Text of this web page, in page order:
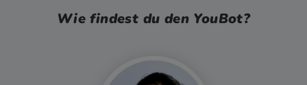
Wie findest du den YouBot?